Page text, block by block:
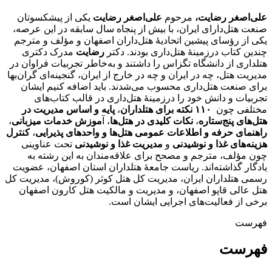
علی‌اصغر رضایت، مرحوم علی‌اصغر رضایت یکی از پیشکسوتان
صنعت هتل‌دارای ایران، با بیش از پنجاه سال سابقه در این عرصه،
یکی از رؤسای پیشین اتحادیۀ هتل‌داران اصفهان و مؤلف و مترجم
چندین کتاب درزمینۀ هتل‌داری بودند. دکتر رضایت مدرک دکتری
هتلداری از دانشگاه تگزاس را داشتند و به‌خاطر تجربیات فراوان در
مدیریت هتل، چه در ایران و چه در خارج از ایران، گنجینه‌ای گران‌بها
برای صنعت هتل‌داری محسوب می‌شدند. باید اضافه کنیم ایشان
تجربیات و دانش خود را درزمینۀ هتل‌داری در قالب کتاب‌های
مختلفی چون
۱۱۰ نکته برای هتلداران ، پایه و اساس مدیریت در
هتل‌های پنج‌ستاره، نکات کلیدی در هتل‌ها، آ موزش خدمات میزبانی،
راهنمای حرفه و اطلاعات عمومی هتل‌ها و واحدهای پذیرایی،کنترل
هزینه‌های غذا و نوشیدنی و مدیریت غذا و نوشیدنی تحت عناوینی
چون مؤلف، مترجم و مصحح برای علاقه‌مندان به این رشته به
یادگار گذاشته‌اند. ریاست جامعۀ هتلداران استان اصفهان، عضویت
رسمی هتلداران ایران، مدیریت کل هتل کوثر (کوروش)، مدیریت کل
هتل عالی قاپو اصفهان، و مدیریت و مالکیت هتل کارون اصفهان
برخی از فعالیت‌های اجرایی ایشان است.
فهرست
فهرست